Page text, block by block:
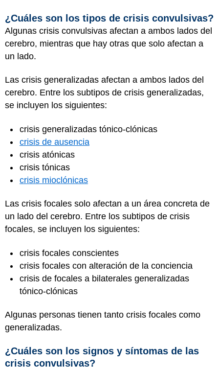
¿Cuáles son los tipos de crisis convulsivas?
Algunas crisis convulsivas afectan a ambos lados del
cerebro, mientras que hay otras que solo afectan a
un lado.
Las crisis generalizadas afectan a ambos lados del
cerebro. Entre los subtipos de crisis generalizadas,
se incluyen los siguientes:
crisis generalizadas tónico-clónicas
crisis de ausencia
crisis atónicas
crisis tónicas
crisis mioclónicas
Las crisis focales solo afectan a un área concreta de
un lado del cerebro. Entre los subtipos de crisis
focales, se incluyen los siguientes:
crisis focales conscientes
crisis focales con alteración de la conciencia
crisis de focales a bilaterales generalizadas
tónico-clónicas
Algunas personas tienen tanto crisis focales como
generalizadas.
¿Cuáles son los signos y síntomas de las
crisis convulsivas?